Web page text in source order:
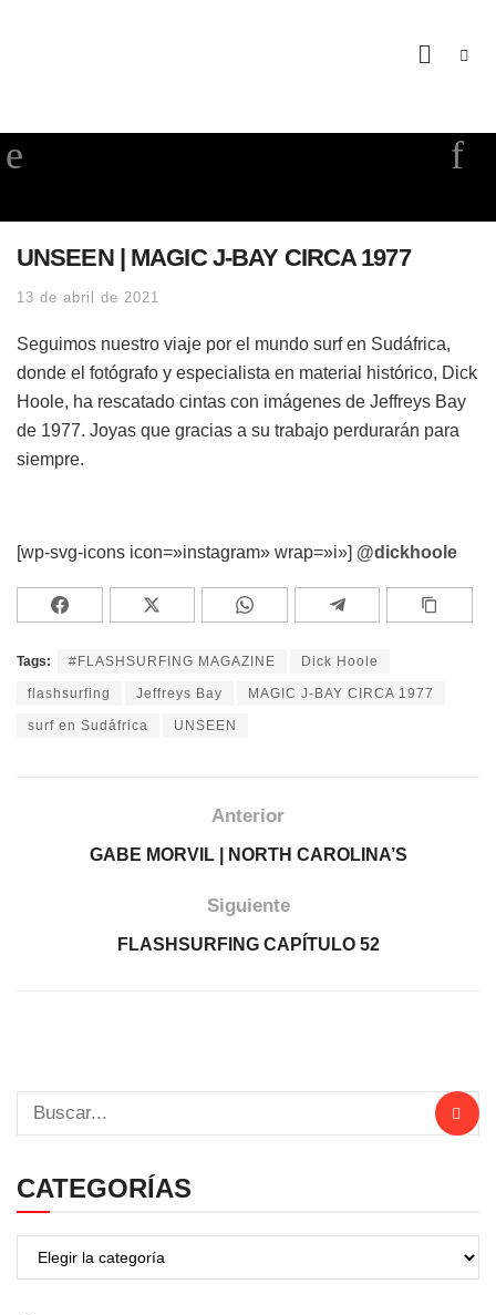
UNSEEN | MAGIC J-BAY CIRCA 1977
13 de abril de 2021
Seguimos nuestro viaje por el mundo surf en Sudáfrica,
donde el fotógrafo y especialista en material histórico, Dick
Hoole, ha rescatado cintas con imágenes de Jeffreys Bay
de 1977. Joyas que gracias a su trabajo perdurarán para
siempre.
[wp-svg-icons icon=»instagram» wrap=»i»] @dickhoole
Tags: #FLASHSURFING MAGAZINE Dick Hoole
flashsurfing Jeffreys Bay MAGIC J-BAY CIRCA 1977
surf en Sudáfrica UNSEEN
Anterior
GABE MORVIL | NORTH CAROLINA’S
Siguiente
FLASHSURFING CAPÍTULO 52
CATEGORÍAS